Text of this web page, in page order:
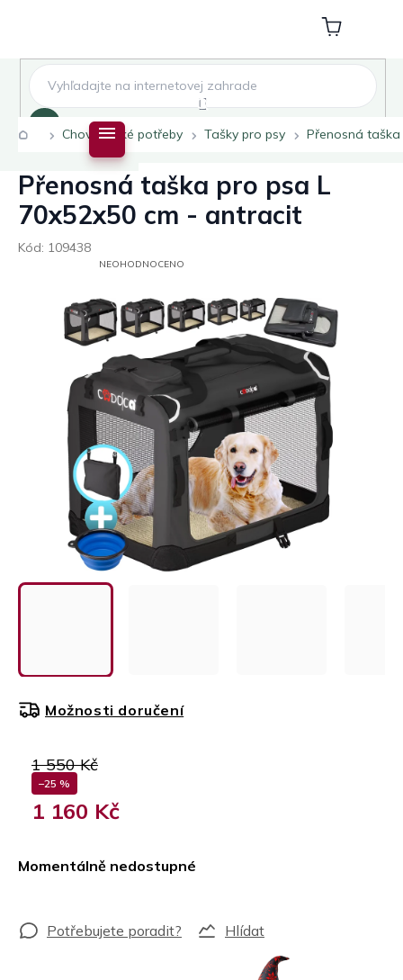
Nákupní
košík
DomůChovatelské potřeby Tašky pro psy Přenosná
Přenosná taška pro psa L
70x52x50 cm - antracit
Kód: 109438
PRŮMĚRNÉ
HVĚZDIČEK.
NEOHODNOCENO
1 550 Kč
–25 %
1 160 Kč
Momentálně nedostupné
Možnosti doručení
Hlídat